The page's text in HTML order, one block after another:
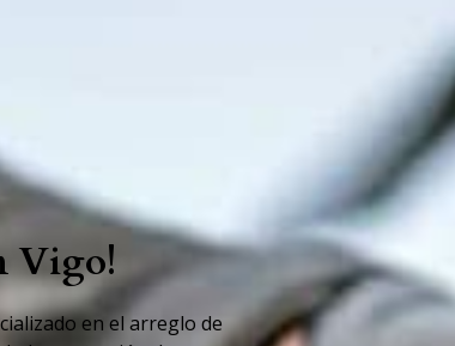
Vigo!
en el arreglo de